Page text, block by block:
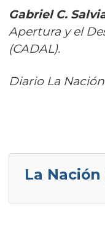
Gabriel C.
Apertura y el
(CADAL).
Diario La
La Nación